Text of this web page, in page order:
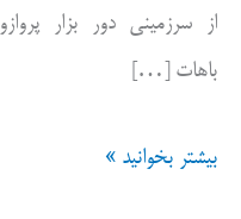
از سرزمینی دور بزار پروازو
باهات […]
تغییر
بیشتر بخوانید »